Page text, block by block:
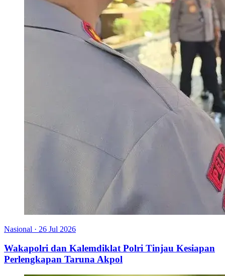
Nasional · 26 Jul 2026
Wakapolri dan Kalemdiklat Polri Tinjau Kesiapan
Perlengkapan Taruna Akpol